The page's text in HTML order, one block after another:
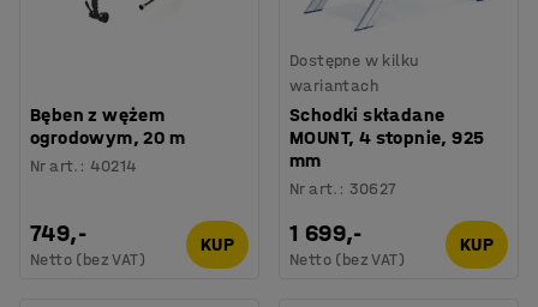
Bęben z wężem
ogrodowym, 20 m
Nr art. : 40214
749,-
Netto (bez VAT)
KUP
Dostępne w kilku
wariantach
Schodki składane
MOUNT, 4 stopnie, 925
mm
Nr art. : 30627
1 699,-
Netto (bez VAT)
KUP